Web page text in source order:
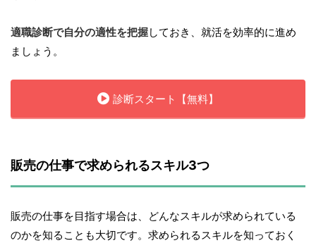
適職診断で自分の適性を把握しておき、就活を効率的に進め
ましょう。
診断スタート【無料】
販売の仕事で求められるスキル3つ
販売の仕事を目指す場合は、どんなスキルが求められている
のかを知ることも大切です。求められるスキルを知っておく